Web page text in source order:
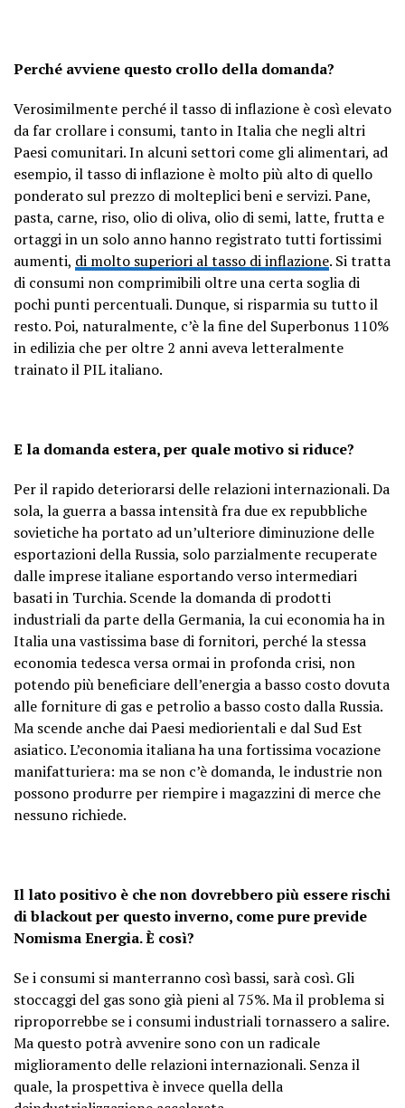
Perché avviene questo crollo della domanda?
Verosimilmente perché il tasso di inflazione è così elevato
da far crollare i consumi, tanto in Italia che negli altri
Paesi comunitari. In alcuni settori come gli alimentari, ad
esempio, il tasso di inflazione è molto più alto di quello
ponderato sul prezzo di molteplici beni e servizi. Pane,
pasta, carne, riso, olio di oliva, olio di semi, latte, frutta e
ortaggi in un solo anno hanno registrato tutti fortissimi
aumenti, di molto superiori al tasso di inflazione. Si tratta
di consumi non comprimibili oltre una certa soglia di
pochi punti percentuali. Dunque, si risparmia su tutto il
resto. Poi, naturalmente, c’è la fine del Superbonus 110%
in edilizia che per oltre 2 anni aveva letteralmente
trainato il PIL italiano.
E la domanda estera, per quale motivo si riduce?
Per il rapido deteriorarsi delle relazioni internazionali. Da
sola, la guerra a bassa intensità fra due ex repubbliche
sovietiche ha portato ad un’ulteriore diminuzione delle
esportazioni della Russia, solo parzialmente recuperate
dalle imprese italiane esportando verso intermediari
basati in Turchia. Scende la domanda di prodotti
industriali da parte della Germania, la cui economia ha in
Italia una vastissima base di fornitori, perché la stessa
economia tedesca versa ormai in profonda crisi, non
potendo più beneficiare dell’energia a basso costo dovuta
alle forniture di gas e petrolio a basso costo dalla Russia.
Ma scende anche dai Paesi mediorientali e dal Sud Est
asiatico. L’economia italiana ha una fortissima vocazione
manifatturiera: ma se non c’è domanda, le industrie non
possono produrre per riempire i magazzini di merce che
nessuno richiede.
Il lato positivo è che non dovrebbero più essere rischi
di blackout per questo inverno, come pure previde
Nomisma Energia. È così?
Se i consumi si manterranno così bassi, sarà così. Gli
stoccaggi del gas sono già pieni al 75%. Ma il problema si
riproporrebbe se i consumi industriali tornassero a salire.
Ma questo potrà avvenire sono con un radicale
miglioramento delle relazioni internazionali. Senza il
quale, la prospettiva è invece quella della